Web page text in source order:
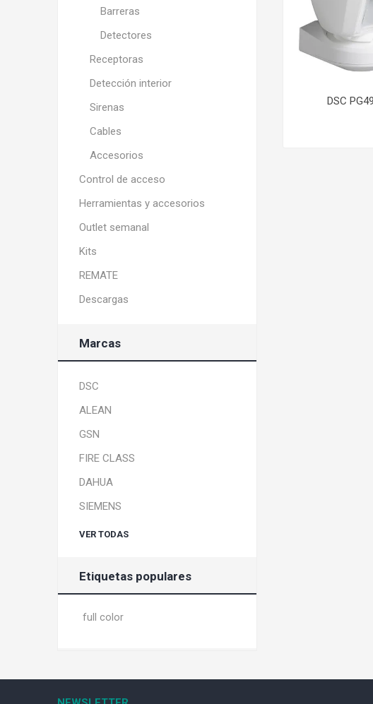
DSC
Barreras
Detectores
Receptoras
Detección interior
Sirenas
Cables
Accesorios
Control de acceso
Herramientas y accesorios
Outlet semanal
Kits
REMATE
Descargas
Marcas
DSC
ALEAN
GSN
FIRE CLASS
DAHUA
SIEMENS
VER TODAS
Etiquetas populares
full color